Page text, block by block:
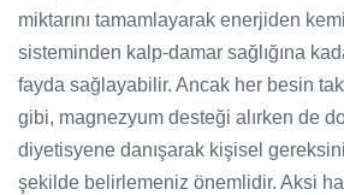
miktarını tamamlayarak enerjiden
sisteminden kalp-damar sağlığına
fayda sağlayabilir. Ancak her besin
gibi, magnezyum desteği alırken de
diyetisyene danışarak kişisel
şekilde belirlemeniz önemlidir. Aksi